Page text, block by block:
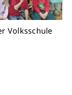
Volksschule